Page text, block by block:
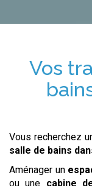
Vos
Vous recherchez
salle de bains
Aménager un
ou une cabine